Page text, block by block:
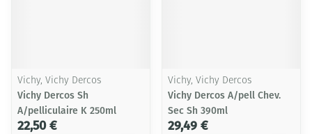
Vichy, Vichy Dercos
Vichy Dercos Sh
A/pelliculaire K 250ml
22,50 €
Vichy, Vichy Dercos
Vichy Dercos A/pell Chev.
Sec Sh 390ml
29,49 €